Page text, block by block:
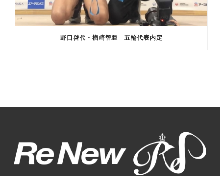
野口啓代・楢崎智亜 五輪代表内定